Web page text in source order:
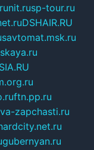
sp-tour.ru
DSHAIR.RU
ftn.pp.ru
zapchasti.ru
gubernyan.ru